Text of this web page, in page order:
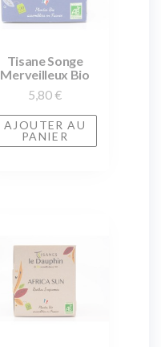
Tisane Songe
Merveilleux Bio
5,80 €
AJOUTER AU
PANIER